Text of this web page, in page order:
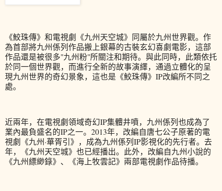
《鮫珠傳》和電視劇《九州天空城》同屬於九州世界觀。作
為首部將九州係列作品搬上銀幕的古裝玄幻喜劇電影，這部
作品還是被很多"九州粉"所關注和期待。與此同時，此類依托
於同一個世界觀，而進行全新的故事演繹，通過立體化的呈
現九州世界的奇幻景象，這也是《鮫珠傳》IP改編所不同之
處。
近兩年，在電視劇領域奇幻IP集體井噴，九州係列也成為了
業內最負盛名的IP之一。2013年，改編自唐七公子原著的電
視劇《九州·華胥引》，成為九州係列IP影視化的先行者。去
年，《九州天空城》也已經播出。此外，改編自九州小說的
《九州縹緲錄》、《海上牧雲記》兩部電視劇作品待播。